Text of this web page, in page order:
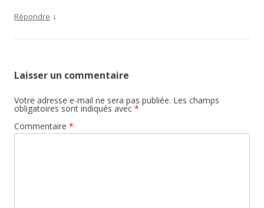
Répondre ↓
Laisser un commentaire
Votre adresse e-mail ne sera pas publiée. Les champs
obligatoires sont indiqués avec *
Commentaire *